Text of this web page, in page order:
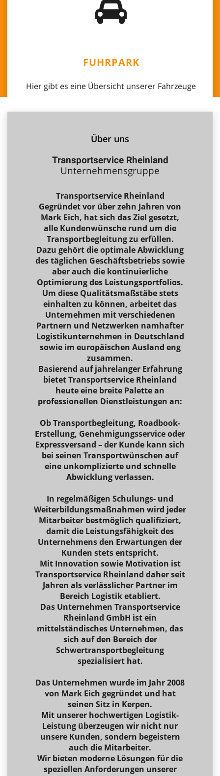
FUHRPARK
Hier gibt es eine Übersicht unserer Fahrzeuge
Über uns
Transportservice Rheinland
Unternehmensgruppe
Transportservice Rheinland
Gegründet vor über zehn Jahren von
Mark Eich, hat sich das Ziel gesetzt,
alle Kundenwünsche rund um die
Transportbegleitung zu erfüllen.
Dazu gehört die optimale Abwicklung
des täglichen Geschäftsbetriebs sowie
aber auch die kontinuierliche
Optimierung des Leistungsportfolios.
Um diese Qualitätsmaßstäbe stets
einhalten zu können, arbeitet das
Unternehmen mit verschiedenen
Partnern und Netzwerken namhafter
Logistikunternehmen in Deutschland
sowie im europäischen Ausland eng
zusammen.
Basierend auf jahrelanger Erfahrung
bietet Transportservice Rheinland
heute eine breite Palette an
professionellen Dienstleistungen an:
Ob Transportbegleitung, Roadbook-
Erstellung, Genehmigungsservice oder
Expressversand – der Kunde kann sich
bei seinen Transportwünschen auf
eine unkomplizierte und schnelle
Abwicklung verlassen.
In regelmäßigen Schulungs- und
Weiterbildungsmaßnahmen wird jeder
Mitarbeiter bestmöglich qualifiziert,
damit die Leistungsfähigkeit des
Unternehmens den Erwartungen der
Kunden stets entspricht.
Mit Innovation sowie Motivation ist
Transportservice Rheinland daher seit
Jahren als verlässlicher Partner im
Bereich Logistik etabliert.
Das Unternehmen Transportservice
Rheinland GmbH ist ein
mittelständisches Unternehmen, das
sich auf den Bereich der
Schwertransportbegleitung
spezialisiert hat.
Das Unternehmen wurde im Jahr 2008
von Mark Eich gegründet und hat
seinen Sitz in Kerpen.
Mit unserer hochwertigen Logistik-
Leistung überzeugen wir nicht nur
unsere Kunden, sondern begeistern
auch die Mitarbeiter.
Wir bieten moderne Lösungen für die
speziellen Anforderungen unserer